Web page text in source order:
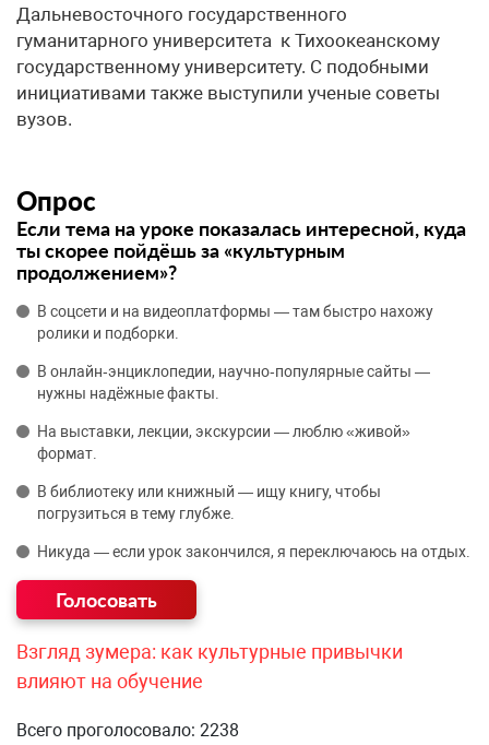
Дальневосточного государственного
гуманитарного университета к Тихоокеанскому
государственному университету. С подобными
инициативами также выступили ученые советы
вузов.
Опрос
Если тема на уроке показалась интересной, куда
ты скорее пойдёшь за «культурным
продолжением»?
В соцсети и на видеоплатформы — там быстро нахожу
ролики и подборки.
В онлайн‑энциклопедии, научно‑популярные сайты —
нужны надёжные факты.
На выставки, лекции, экскурсии — люблю «живой»
формат.
В библиотеку или книжный — ищу книгу, чтобы
погрузиться в тему глубже.
Никуда — если урок закончился, я переключаюсь на отдых.
Взгляд зумера: как культурные привычки
влияют на обучение
Всего проголосовало: 2238